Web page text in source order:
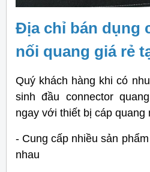
Địa chỉ bán dụng
nối quang giá rẻ
Quý khách hàng khi có
sinh đầu connector
ngay với thiết bị cáp quang
- Cung cấp nhiều sản
nhau